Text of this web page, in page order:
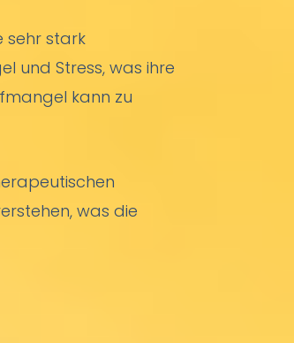
sehr stark
und Stress, was ihre
kann zu
was die